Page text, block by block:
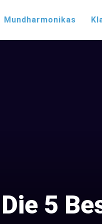
Mundharmonikas
5